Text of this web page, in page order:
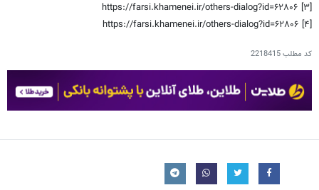
[۳] https://farsi.khamenei.ir/others-dialog?id=۶۲۸۰۶
[۴] https://farsi.khamenei.ir/others-dialog?id=۶۲۸۰۶
کد مطلب2218415